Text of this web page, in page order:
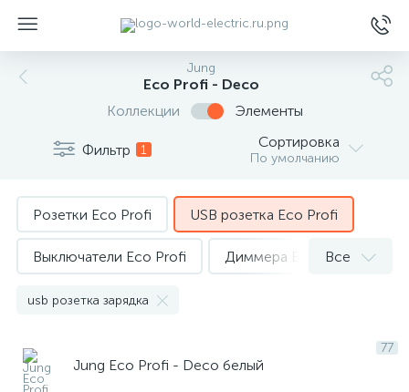
Jung
Eco Profi - Deco
Коллекции
Элементы
Фильтр 1 Сортировка
По умолчанию
Розетки Eco Profi USB розетка Eco Profi
Выключатели Eco Profi Диммера Eco Profi
Терморегуляторы Eco Profi
Телефонные розетки Eco Profi
Все
usb розетка зарядка
77
Jung Eco Profi - Deco белый